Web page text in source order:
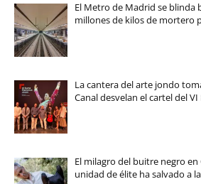
El Metro de Madrid se blinda
millones de kilos de mortero
La cantera del arte jondo
Canal desvelan el cartel del
El milagro del buitre negro
unidad de élite ha salvado a